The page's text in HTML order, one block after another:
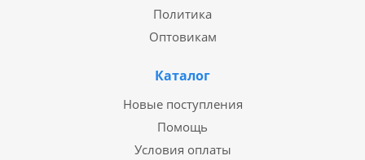
Политика
Оптовикам
Каталог
Новые поступления
Помощь
Условия оплаты